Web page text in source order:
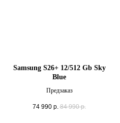
Samsung S26+ 12/512 Gb Sky
Blue
Предзаказ
74 990 р. 84 990 р.